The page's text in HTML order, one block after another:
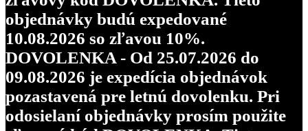
objednávky budú expedované
10.08.2026 so zľavou 10%.
DOVOLENKA - Od 25.07.2026 do
09.08.2026 je expedícia objednávok
pozastavená pre letnú dovolenku. Pri
odosielaní objednávky prosím použite